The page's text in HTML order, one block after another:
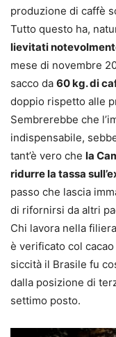
produzione di caffè
Tutto questo ha,
lievitati
mese di novembre
sacco da 60 kg. di
doppio rispetto alle
Sembrerebbe che
indispensabile,
tant’è vero che la
ridurre la tassa
passo che lascia
di rifornirsi da altri
Chi lavora nella
è verificato col
siccità il Brasile fu
dalla posizione di
settimo posto.